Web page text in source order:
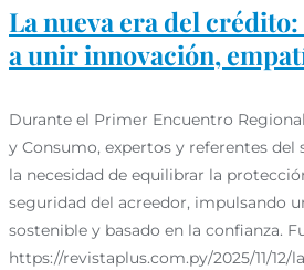
La nueva era del
a unir innovación,
Durante el Primer Encuentro
y Consumo, expertos y referentes
la necesidad de equilibrar la
seguridad del acreedor, impulsando
sostenible y basado en la confianza.
https://revistaplus.com.py/2025/11/12/